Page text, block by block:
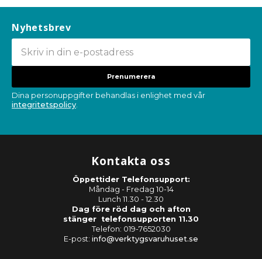
Nyhetsbrev
Prenumerera
Dina personuppgifter behandlas i enlighet med vår
integritetspolicy.
Kontakta oss
Öppettider Telefonsupport:
Måndag - Fredag 10-14
Lunch 11.30 - 12.30
Dag före röd dag och afton
stänger telefonsupporten 11.30
Telefon: 019-7652030
E-post: info@verktygsvaruhuset.se